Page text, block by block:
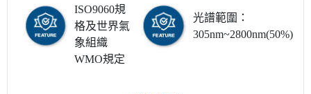
ISO9060規
格及世界氣
象組織
WMO規定
光譜範圍：
305nm~2800nm(50%)